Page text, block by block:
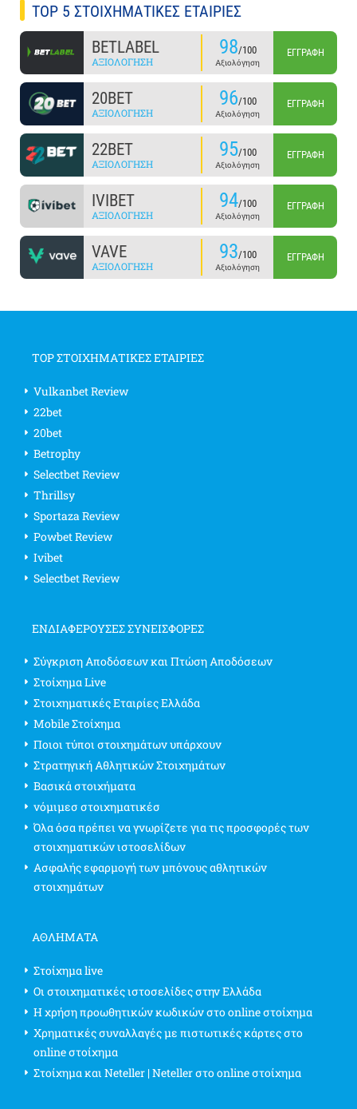
TOP 5 ΣΤΟΙΧΗΜΑΤΙΚΕΣ ΕΤΑΙΡΙΕΣ
BETLABEL
ΑΞΙΟΛΌΓΗΣΗ
98/100
Αξιολόγηση
ΕΓΓΡΑΦΉ
20BET
ΑΞΙΟΛΌΓΗΣΗ
96/100
Αξιολόγηση
ΕΓΓΡΑΦΉ
22BET
ΑΞΙΟΛΌΓΗΣΗ
95/100
Αξιολόγηση
ΕΓΓΡΑΦΉ
IVIBET
ΑΞΙΟΛΌΓΗΣΗ
94/100
Αξιολόγηση
ΕΓΓΡΑΦΉ
VAVE
ΑΞΙΟΛΌΓΗΣΗ
93/100
Αξιολόγηση
ΕΓΓΡΑΦΉ
TOP ΣΤΟΙΧΗΜΑΤΙΚΕΣ ΕΤΑΙΡΙΕΣ
Vulkanbet Review
22bet
20bet
Betrophy
Selectbet Review
Thrillsy
Sportaza Review
Powbet Review
Ivibet
Selectbet Review
ΕΝΔΙΑΦΈΡΟΥΣΕΣ ΣΥΝΕΙΣΦΟΡΈΣ
Σύγκριση Αποδόσεων και Πτώση Αποδόσεων
Στοίχημα Live
Στοιχηματικές Εταιρίες Ελλάδα
Mobile Στοίχημα
Ποιοι τύποι στοιχημάτων υπάρχουν
Στρατηγική Αθλητικών Στοιχημάτων
Βασικά στοιχήματα
νόμιμεσ στοιχηματικέσ
Όλα όσα πρέπει να γνωρίζετε για τις προσφορές των
στοιχηματικών ιστοσελίδων
Ασφαλής εφαρμογή των μπόνους αθλητικών
στοιχημάτων
ΑΘΛΗΜΑΤΑ
Στοίχημα live
Οι στοιχηματικές ιστοσελίδες στην Ελλάδα
Η χρήση προωθητικών κωδικών στο online στοίχημα
Χρηματικές συναλλαγές με πιστωτικές κάρτες στο
online στοίχημα
Στοίχημα και Neteller | Neteller στο online στοίχημα